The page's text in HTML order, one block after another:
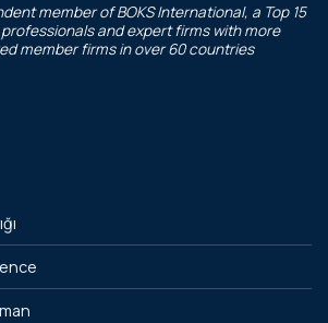
member ofBOKS International, a Top 15
and expert firms with more
member firms in over 60 countries